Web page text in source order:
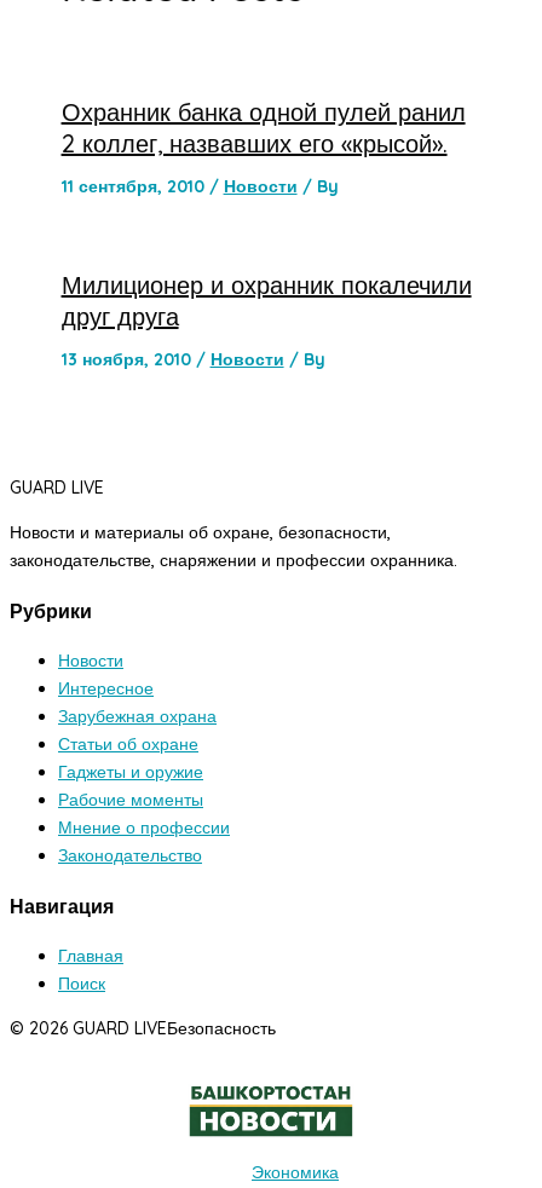
Охранник банка одной пулей ранил
2 коллег, назвавших его «крысой».
11 сентября, 2010 / Новости / By
Милиционер и охранник покалечили
друг друга
13 ноября, 2010 / Новости / By
GUARD LIVE
Новости и материалы об охране, безопасности,
законодательстве, снаряжении и профессии охранника.
Рубрики
Новости
Интересное
Зарубежная охрана
Статьи об охране
Гаджеты и оружие
Рабочие моменты
Мнение о профессии
Законодательство
Навигация
Главная
Поиск
© 2026 GUARD LIVEБезопасность
Экономика